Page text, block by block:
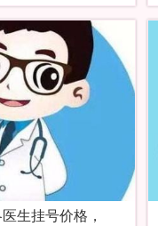
生挂号价格，